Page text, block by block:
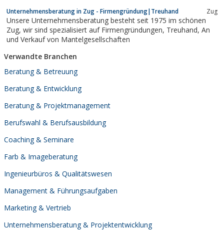
Unternehmensberatung in Zug - Firmengründung|Treuhand Zug
Unsere Unternehmensberatung besteht seit 1975 im schönen
Zug, wir sind spezialisiert auf Firmengründungen, Treuhand, An
und Verkauf von Mantelgesellschaften
Verwandte Branchen
Beratung & Betreuung
Beratung & Entwicklung
Beratung & Projektmanagement
Berufswahl & Berufsausbildung
Coaching & Seminare
Farb & Imageberatung
Ingenieurbüros & Qualitätswesen
Management & Führungsaufgaben
Marketing & Vertrieb
Unternehmensberatung & Projektentwicklung